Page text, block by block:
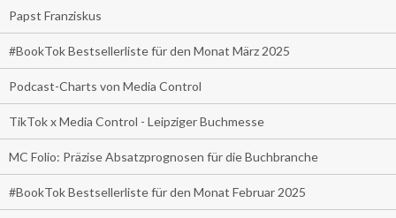
Papst Franziskus
#BookTok Bestsellerliste für den Monat März 2025
Podcast-Charts von Media Control
TikTok x Media Control - Leipziger Buchmesse
MC Folio: Präzise Absatzprognosen für die Buchbranche
#BookTok Bestsellerliste für den Monat Februar 2025